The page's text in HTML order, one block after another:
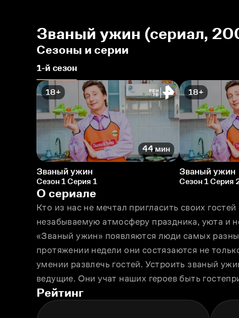
Званый ужин (сериал,
Сезоны и серии
1-й сезон
18+
44 мин
Званый ужин
Сезон 1 Серия 1
18+
Званый ужин
Сезон 1 Серия
О сериале
Кто из нас не мечтал пригласить своих
незабываемую атмосферу праздника, уюта и
«Званый ужин» появляются люди самых
протяжении недели они состязаются не
умении развлечь гостей. Устроить званый
ведущие. Они учат наших героев быть
Рейтинг